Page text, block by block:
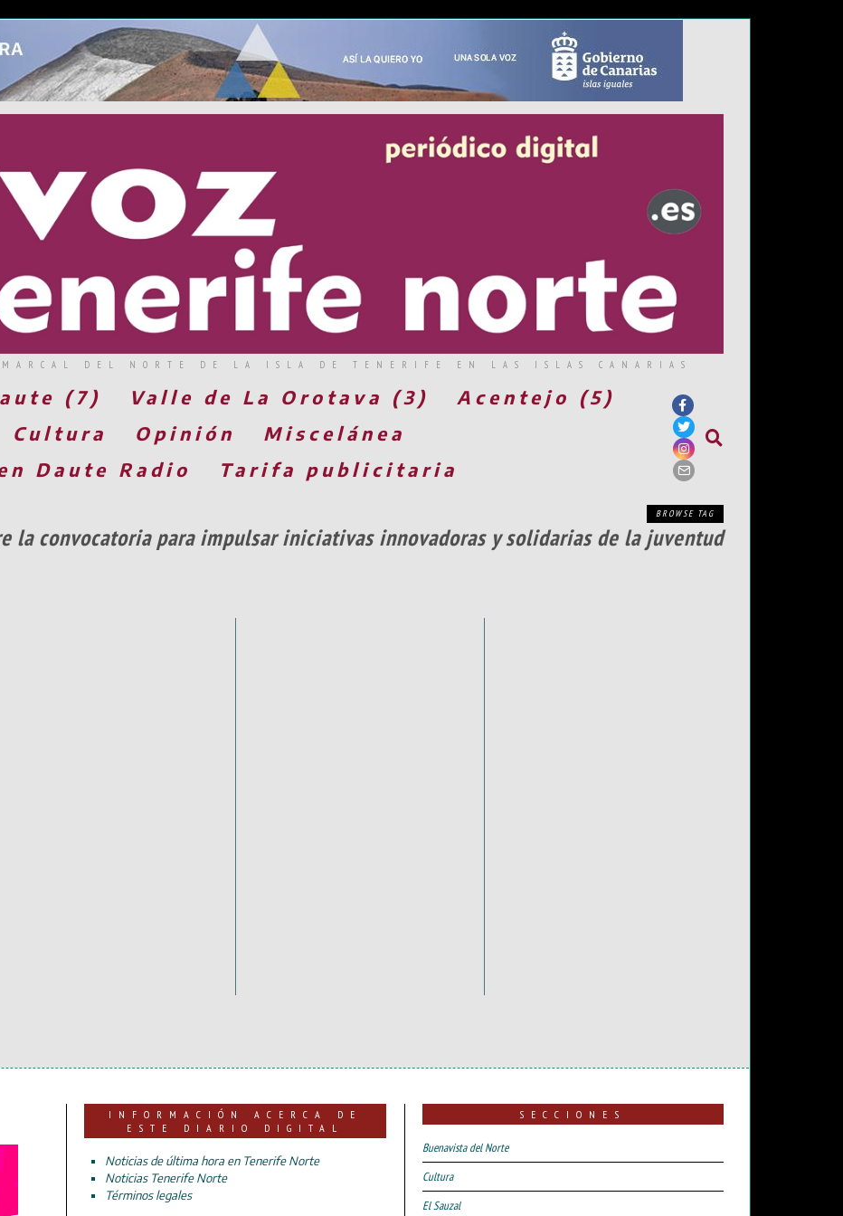
DEL NORTE DE LA ISLA DE TENERIFE EN LAS ISLAS CANARIAS
(7) Valle de La Orotava (3)
Acentejo (5)
Cultura Opinión
Miscelánea
Daute Radio
Tarifa publicitaria
BROWSE TAG
la convocatoria para impulsar iniciativas innovadoras y solidarias de la juventud
INFORMACIÓN ACERCA DE
ESTE DIARIO DIGITAL
Noticias de última hora en Tenerife Norte
Noticias Tenerife Norte
Términos legales
SECCIONES
Buenavista del Norte
Cultura
El Sauzal